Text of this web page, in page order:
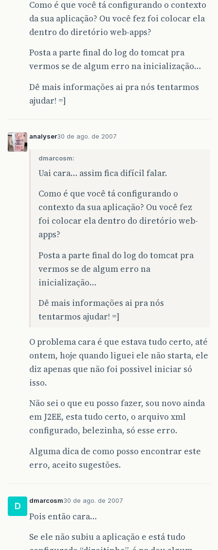
Como é que você tá configurando o contexto
da sua aplicação? Ou você fez foi colocar ela
dentro do diretório web-apps?
Posta a parte final do log do tomcat pra
vermos se de algum erro na inicialização…
Dê mais informações ai pra nós tentarmos
ajudar! =]
analyser30 de ago. de 2007
dmarcosm:
Uai cara… assim fica difícil falar.
Como é que você tá configurando o
contexto da sua aplicação? Ou você fez
foi colocar ela dentro do diretório web-
apps?
Posta a parte final do log do tomcat pra
vermos se de algum erro na
inicialização…
Dê mais informações ai pra nós
tentarmos ajudar! =]
O problema cara é que estava tudo certo, até
ontem, hoje quando liguei ele não starta, ele
diz apenas que não foi possivel iniciar só
isso.
Não sei o que eu posso fazer, sou novo ainda
em J2EE, esta tudo certo, o arquivo xml
configurado, belezinha, só esse erro.
Alguma dica de como posso encontrar este
erro, aceito sugestões.
D
dmarcosm30 de ago. de 2007
Pois então cara…
Se ele não subiu a aplicação e está tudo